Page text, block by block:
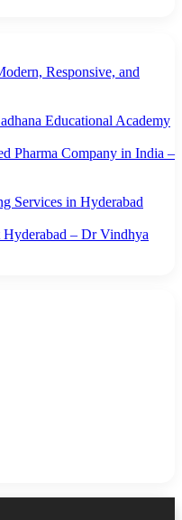
Responsive, and
Educational Academy
Pharma Company in India –
Services in Hyderabad
– Dr Vindhya